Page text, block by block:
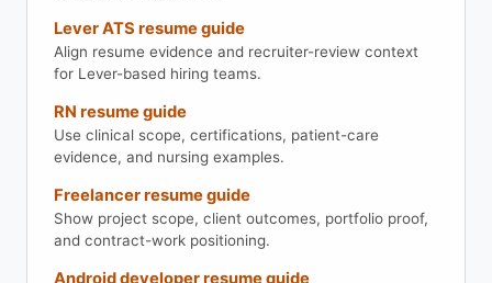
Lever ATS resume guide
Align resume evidence and recruiter-review context
for Lever-based hiring teams.
RN resume guide
Use clinical scope, certifications, patient-care
evidence, and nursing examples.
Freelancer resume guide
Show project scope, client outcomes, portfolio proof,
and contract-work positioning.
Android developer resume guide